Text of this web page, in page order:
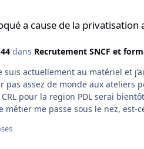
a cause de la privatisation
dans Recrutement SNCF et
de monde aux ateliers pour assurer la
pour la region PDL serai bientôt
me passe sous le nez, est-ce que